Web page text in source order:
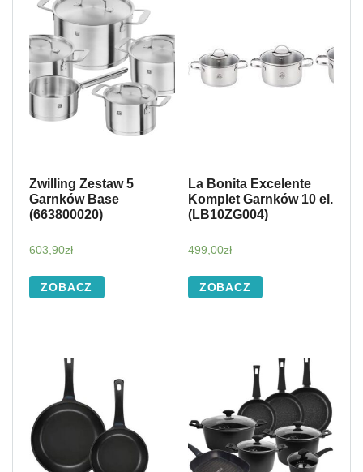
Zwilling Zestaw 5
Garnków Base
(663800020)
603,90zł
ZOBACZ
La Bonita Excelente
Komplet Garnków 10 el.
(LB10ZG004)
499,00zł
ZOBACZ